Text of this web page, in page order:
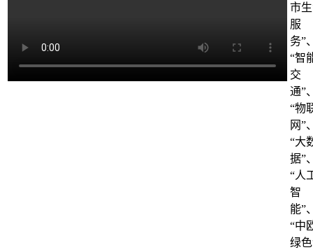
市
服
务”
“智
交
通”
“物
网”
“大
据”
“人
智
能”
“中
绿